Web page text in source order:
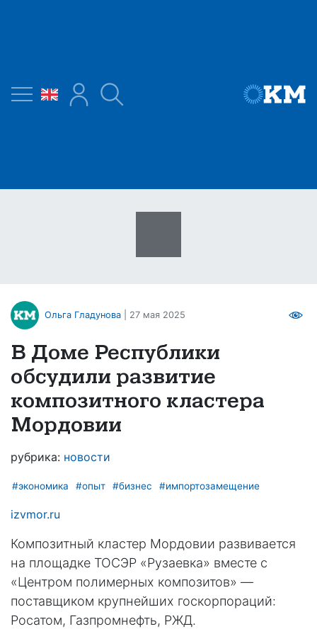
Ольга Гладунова | 27 мая 2025
В Доме Республики
обсудили развитие
композитного кластера
Мордовии
рубрика: новости
#экономика #опыт #бизнес #импортозамещение
izvmor.ru
Композитный кластер Мордовии развивается
на площадке ТОСЭР «Рузаевка» вместе с
«Центром полимерных композитов» —
поставщиком крупнейших госкорпораций:
Росатом, Газпромнефть, РЖД.